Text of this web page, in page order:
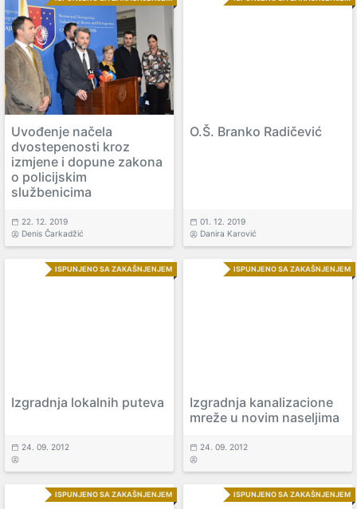
Uvođenje načela
dvostepenosti kroz
izmjene i dopune zakona
o policijskim
službenicima
22. 12. 2019
Denis Čarkadžić
O.Š. Branko Radičević
01. 12. 2019
Danira Karović
ISPUNJENO SA ZAKAŠNJENJEM
Izgradnja lokalnih puteva
24. 09. 2012
ISPUNJENO SA ZAKAŠNJENJEM
Izgradnja kanalizacione
mreže u novim naseljima
24. 09. 2012
ISPUNJENO SA ZAKAŠNJENJEM ISPUNJENO SA ZAKAŠNJENJEM